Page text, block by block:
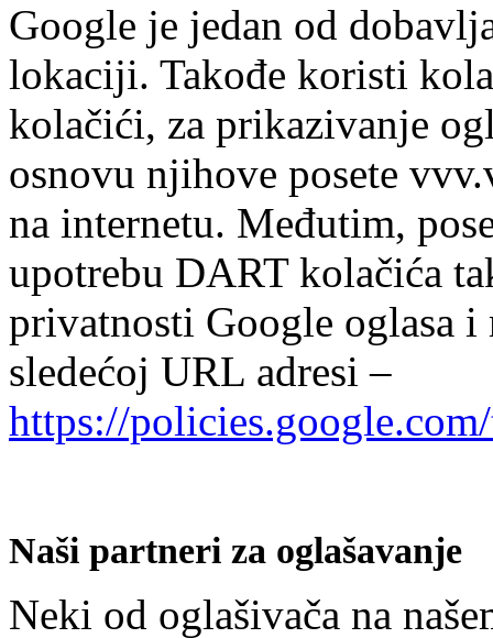
Google je jedan od
lokaciji. Takođe koristi
kolačići, za prikazivanje
osnovu njihove posete
na internetu. Međutim,
upotrebu DART kolačića
privatnosti Google oglasa i
sledećoj URL adresi –
https://
Naši partneri za oglašavanje
Neki od oglašivača na